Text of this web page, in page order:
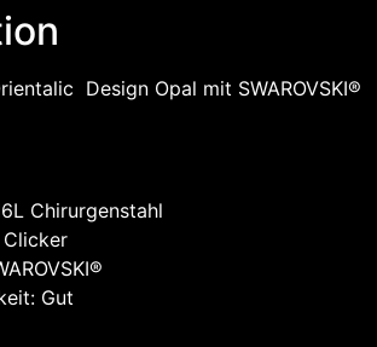
Design Opal mit SWAROVSKI®
Chirurgenstahl
Clicker
Gut